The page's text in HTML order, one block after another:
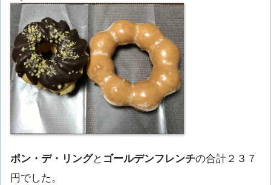
ポン・デ・リングと ゴールデンフレンチの合計２３７
円でした。